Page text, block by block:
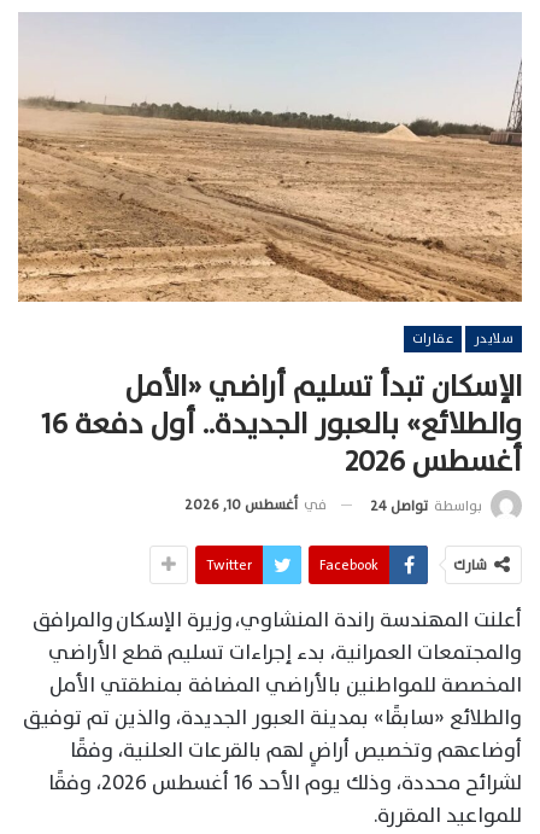
سلايدر عقارات
الإسكان تبدأ تسليم أراضي «الأمل
والطلائع» بالعبور الجديدة.. أول دفعة 16
أغسطس 2026
بواسطة تواصل 24 في أغسطس 10, 2026
شارك Facebook
Twitter
أعلنت المهندسة راندة المنشاوي، وزيرة الإسكان والمرافق
والمجتمعات العمرانية، بدء إجراءات تسليم قطع الأراضي
المخصصة للمواطنين بالأراضي المضافة بمنطقتي الأمل
والطلائع «سابقًا» بمدينة العبور الجديدة، والذين تم توفيق
أوضاعهم وتخصيص أراضٍ لهم بالقرعات العلنية، وفقًا
لشرائح محددة، وذلك يوم الأحد 16 أغسطس 2026، وفقًا
للمواعيد المقررة.